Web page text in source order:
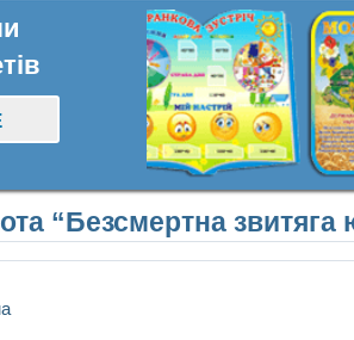
“Безсмертна звитяга